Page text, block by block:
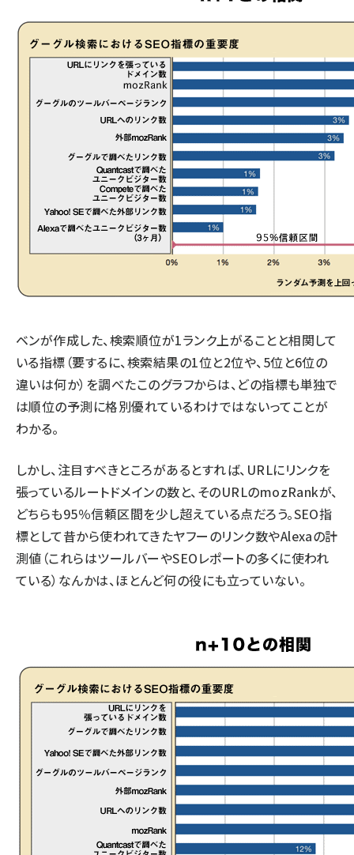
ベンが作成した、検索順位が1ランク上がることと相関して
いる指標（要するに、検索結果の1位と2位や、5位と6位の
違いは何か）を調べたこのグラフからは、どの指標も単独で
は順位の予測に格別優れているわけではないってことが
わかる。
しかし、注目すべきところがあるとすれば、URLにリンクを
張っているルートドメインの数と、そのURLのmozRankが、
どちらも95％信頼区間を少し超えている点だろう。SEO指
標として昔から使われてきたヤフーのリンク数やAlexaの計
測値（これらはツールバーやSEOレポートの多くに使われ
ている）なんかは、ほとんど何の役にも立っていない。